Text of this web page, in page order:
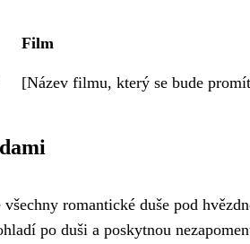
Film
[Název filmu, který se bude
romantické duše pod
po duši a poskytnou